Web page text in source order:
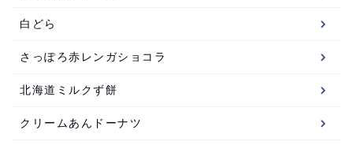
白どら
さっぽろ赤レンガショコラ
北海道ミルクず餅
クリームあんドーナツ